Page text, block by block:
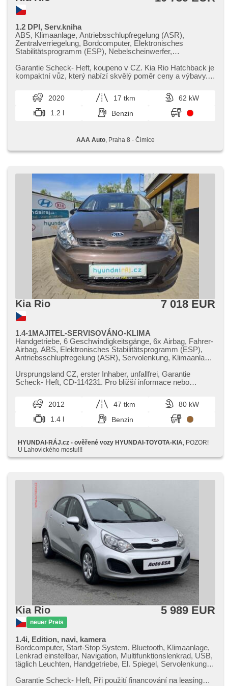
1.2 DPI, Serv.kniha
ABS, Klimaanlage, Antriebsschlupfregelung (ASR),
Zentralverriegelung, Bordcomputer, Elektronisches
Stabilitätsprogramm (ESP), Nebelscheinwerfer,
Servolenkung, El. Seitenscheiben, Autoradio, Handgetriebe
Garantie Scheck​- Heft,​ koupeno v CZ. Kia Rio Hatchback je
kompaktní vůz,​ který nabízí skvělý poměr ceny a výbavy.
2020 17 tkm
62 kW
1.2 l
Benzin
AAA Auto, Praha 8 - Čimice
Kia Rio 7 018 EUR
1.4-1MAJITEL-SERVISOVÁNO-KLIMA
Handgetriebe, 6 Geschwindigkeitsgänge, 6x Airbag, Fahrer-
Airbag, ABS, Elektronisches Stabilitätsprogramm (ESP),
Antriebsschlupfregelung (ASR), Servolenkung, Klimaanlage,
Beifahrerairbagdeaktivierung, El. Vorderscheiben, El.
Spiegel, Wegfahrsperre, Alarmanlage, Zentralverriegelung
höheneinstellbare Fahrersitz, Nebelscheinwerfer, Teilbare
Rücksitzbank, Getönte Scheiben
Ursprungsland CZ,​ erster Inhaber,​ unfallfrei,​ Garantie
Scheck​- Heft,​ CD​-114231. Pro bližší informace nebo
2012 47 tkm
80 kW
1.4 l
Benzin
HYUNDAI-RÁJ.cz - ověřené vozy HYUNDAI-TOYOTA-KIA , POZOR!
U Lahovického mostu!!!
Kia Rio
neuer Preis
5 989 EUR
1.4i, Edition, navi, kamera
Bordcomputer, Start-Stop System, Bluetooth, Klimaanlage,
Lenkrad einstellbar, Navigation, Multifunktionslenkrad, USB,
täglich Leuchten, Handgetriebe, El. Spiegel, Servolenkung,
Stabilitätsprogramm (ESP), ABS, parkovací senzory zadní,
Garantie Scheck​- Heft,​ Při použití financování na leasing